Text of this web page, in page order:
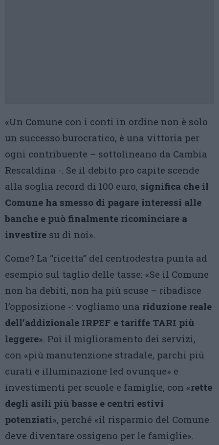
«Un Comune con i conti in ordine non è solo
un successo burocratico, è una vittoria per
ogni contribuente – sottolineano da Cambia
Rescaldina -. Se il debito pro capite scende
alla soglia record di 100 euro, significa che il
Comune ha smesso di pagare interessi alle
banche e può finalmente ricominciare a
investire su di noi».
Come? La “ricetta” del centrodestra punta ad
esempio sul taglio delle tasse: «Se il Comune
non ha debiti, non ha più scuse – ribadisce
l’opposizione -: vogliamo una riduzione reale
dell’addizionale IRPEF e tariffe TARI più
leggere». Poi il miglioramento dei servizi,
con «più manutenzione stradale, parchi più
curati e illuminazione led ovunque» e
investimenti per scuole e famiglie, con «rette
degli asili più basse e centri estivi
potenziati», perché «il risparmio del Comune
deve diventare ossigeno per le famiglie».